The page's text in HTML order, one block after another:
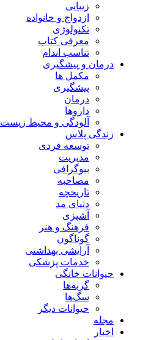
زیبایی
ازدواج و خانواده
تکنولوژی
معرفی کتاب
تناسب اندام
درمان و پیشگیری
مکمل ها
پیشگیری
درمان
داروها
آلودگی و محیط زیست
زندگی پلاس
توسعه فردی
مدیریت
بیوگرافی
مصاحبه
تاریخچه
دنیای مد
آشپزی
فرهنگ و هنر
گوناگون
آرایشی بهداشتی
خدمات پزشکی
حیوانات خانگی
گربه‌ها
سگ‌ها
حیوانات دیگر
مجله
اخبار